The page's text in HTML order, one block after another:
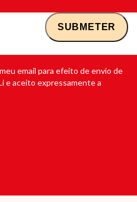
email para efeito de envio de
e aceito expressamente a